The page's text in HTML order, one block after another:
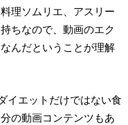
理ソムリエ、アスリー
ちなので、動画のエク
んだということが理解
イエットだけではない食
の動画コンテンツもあ